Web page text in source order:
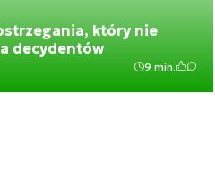
który nie
decydentów
9 min.